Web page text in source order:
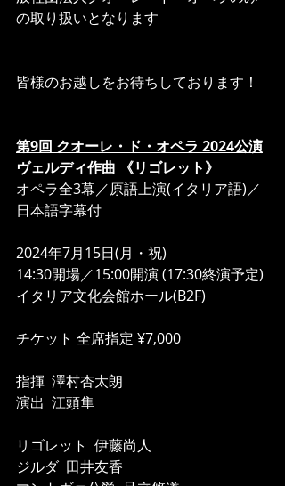
の取り扱いとなります
皆様のお越しをお待ちしております！
第9回 クオーレ・ド・オペラ 2024公演
ヴェルディ作曲 《リゴレット》
オペラ全3幕／原語上演(イタリア語)／
日本語字幕付
2024年7月15日(月・祝)
14:30開場／15:00開演 (17:30終演予定)
イタリア文化会館ホール(B2F)
チケット 全席指定 ¥7,000
指揮  澤村杏太朗
演出  江頭隼
リゴレット  伊藤尚人
ジルダ  田井友香